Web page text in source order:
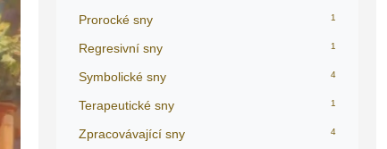
Prorocké sny 1
Regresivní sny 1
Symbolické sny 4
Terapeutické sny 1
Zpracovávající sny 4